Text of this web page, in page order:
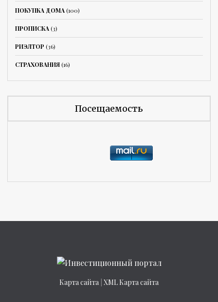
ПОКУПКА ДОМА(100)
ПРОПИСКА(3)
РИЭЛТОР (36)
СТРАХОВАНИЯ(16)
Посещаемость
Карта сайта XML Карта сайта